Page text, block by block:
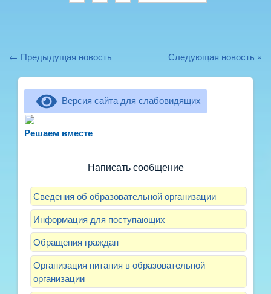
← Предыдущая новость Следующая новость »
Версия сайта для слабовидящих
Решаем вместерассказать о воспитателях? Знаете, как
Написать сообщение
Сведения об образовательной организации
Информация для поступающих
Обращения граждан
Организация питания в образовательной
организации